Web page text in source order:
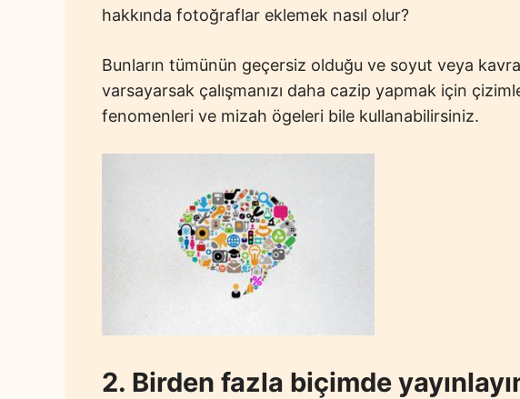
hakkında fotoğraflar eklemek nasıl olur?
Bunların tümünün geçersiz olduğu ve soyut veya
varsayarsak çalışmanızı daha cazip yapmak için
fenomenleri ve mizah ögeleri bile kullanabilirsiniz.
2. Birden fazla biçimde